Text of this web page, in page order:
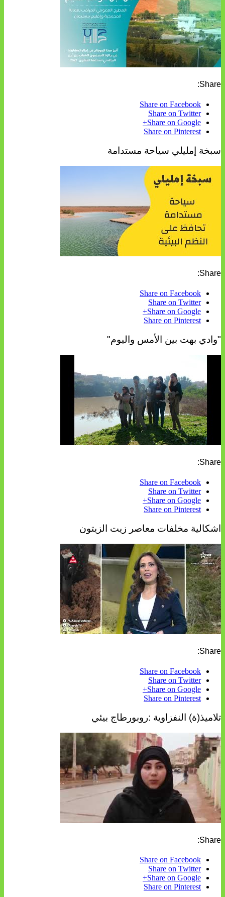
Share:
Share on Facebook
Share on Twitter
Share on Google+
Share on Pinterest
سبخة إمليلي سياحة مستدامة
Share:
Share on Facebook
Share on Twitter
Share on Google+
Share on Pinterest
"وادي بهت بين الأمس واليوم"
Share:
Share on Facebook
Share on Twitter
Share on Google+
Share on Pinterest
اشكالية مخلفات معاصر زيت الزيتون
Share:
Share on Facebook
Share on Twitter
Share on Google+
Share on Pinterest
تلاميذ(ة) النفزاوية :روبورطاج بيئي
Share:
Share on Facebook
Share on Twitter
Share on Google+
Share on Pinterest